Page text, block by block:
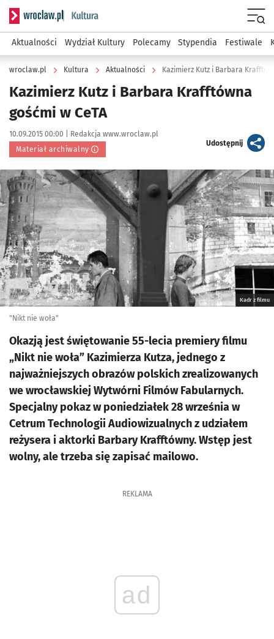
Serwis informacyjny wroclaw.pl podserwis: Kultura
Aktualności Wydział Kultury Polecamy Stypendia Festiwale
wroclaw.pl Kultura Aktualności Kazimierz Kutz i Barbara
Kazimierz Kutz i Barbara Krafftówna
gośćmi w CeTA
Data publikacji:
10.09.2015 00:00 | Autor:
Redakcja www.wroclaw.pl
Materiał archiwalny
Udostępnijartykuł
Kliknij, aby powiększyć
Kadr z filmu
"Nikt nie woła"
Okazją jest świętowanie 55-lecia premiery filmu
„Nikt nie woła” Kazimierza Kutza, jednego z
najważniejszych obrazów polskich zrealizowanych
we wrocławskiej Wytwórni Filmów Fabularnych.
Specjalny pokaz w poniedziałek 28 września w
Cetrum Technologii Audiowizualnych z udziałem
reżysera i aktorki Barbary Krafftówny. Wstęp jest
wolny, ale trzeba się zapisać mailowo.
REKLAMA
ad